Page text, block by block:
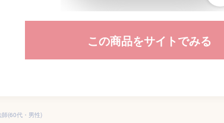
この商品をサイトでみる
師(60代・男性)